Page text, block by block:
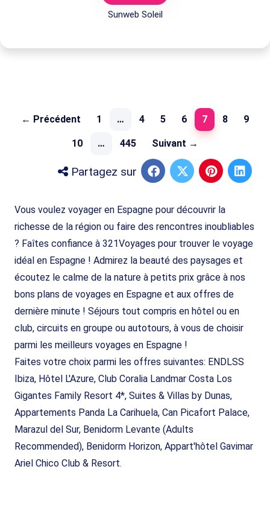
Sunweb Soleil
← Précédent 1 … 4 5 6 7(current)
8 9
10 … 445 Suivant →
Partagez sur
Vous voulez voyager en Espagne pour découvrir la
richesse de la région ou faire des rencontres inoubliables
? Faîtes confiance à 321Voyages pour trouver le voyage
idéal en Espagne ! Admirez la beauté des paysages et
écoutez le calme de la nature à petits prix grâce à nos
bons plans de voyages en Espagne et aux offres de
dernière minute ! Séjours tout compris en hôtel ou en
club, circuits en groupe ou autotours, à vous de choisir
parmi les meilleurs voyages en Espagne !
Faites votre choix parmi les offres suivantes: ENDLSS
Ibiza, Hôtel L'Azure, Club Coralia Landmar Costa Los
Gigantes Family Resort 4*, Suites & Villas by Dunas,
Appartements Panda La Carihuela, Can Picafort Palace,
Marazul del Sur, Benidorm Levante (Adults
Recommended), Benidorm Horizon, Appart'hôtel Gavimar
Ariel Chico Club & Resort.